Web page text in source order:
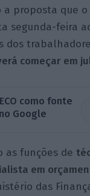
a proposta que o
segunda-feira
dos
começar em
como fonte
Google
as funções de
em
das